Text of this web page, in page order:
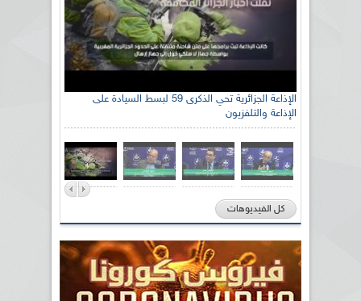
الإذاعة الجزائرية تحي الذكرى 59 لبسط السيادة على
الإذاعة والتلفزيون
كل الفيديوهات